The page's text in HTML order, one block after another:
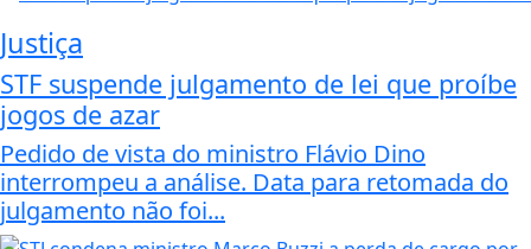
Justiça
STF suspende julgamento de lei que proíbe
jogos de azar
Pedido de vista do ministro Flávio Dino
interrompeu a análise. Data para retomada do
julgamento não foi...